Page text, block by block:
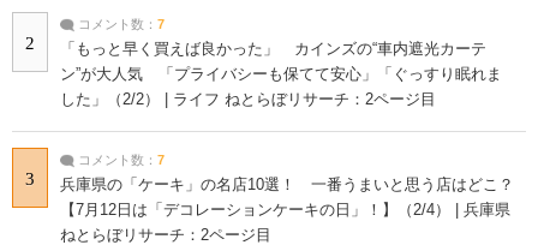
2
コメント数： 7
「もっと早く買えば良かった」 カインズの“車内遮光カーテ
ン”が大人気 「プライバシーも保てて安心」「ぐっすり眠れま
した」（2/2） | ライフ ねとらぼリサーチ：2ページ目
3
コメント数： 7
兵庫県の「ケーキ」の名店10選！ 一番うまいと思う店はどこ？
【7月12日は「デコレーションケーキの日」！】（2/4） | 兵庫県
ねとらぼリサーチ：2ページ目